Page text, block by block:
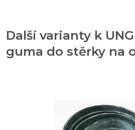
Další varianty k
guma do stěrky na